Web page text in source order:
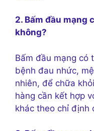
2. Bấm đầu mạng
không?
Bấm đầu mạng có
bệnh đau nhức,
nhiên, để chữa
hàng cần kết hợp
khác theo chỉ định